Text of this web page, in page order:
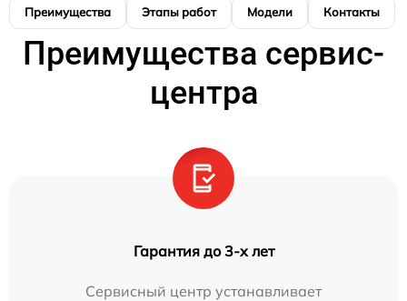
Преимущества Этапы работ Модели Контакты
Преимущества сервис-
центра
Гарантия до 3-х лет
Сервисный центр устанавливает